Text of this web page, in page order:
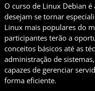
O curso de Linux Debian
desejam se tornar
Linux mais populares do
participantes terão a
conceitos básicos até as
administração de
capazes de gerenciar
forma eficiente.